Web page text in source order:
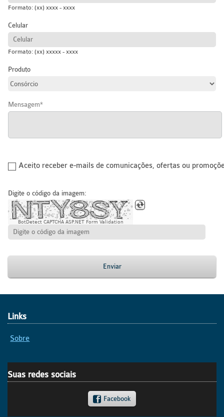
Formato: (xx) xxxx - xxxx
Celular
Formato: (xx) xxxxx - xxxx
Produto
Mensagem
Aceito receber e-mails de comunicações, ofertas ou
Digite o código da imagem:
BotDetect CAPTCHA ASP.NET Form Validation
Enviar
Links
Sobre
Suas redes sociais
Facebook